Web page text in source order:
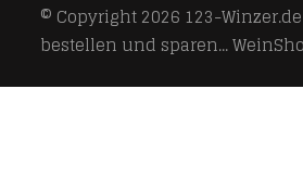
© Copyright 2026 123-
bestellen und sparen...